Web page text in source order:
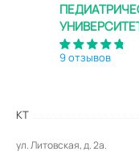
9 отзывов
КТ
ул. Литовская, д. 2а.